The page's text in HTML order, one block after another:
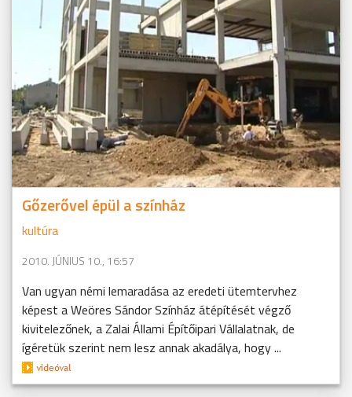
Gőzerővel épül a színház
kultúra
2010. JÚNIUS 10., 16:57
Van ugyan némi lemaradása az eredeti ütemtervhez
képest a Weöres Sándor Színház átépítését végző
kivitelezőnek, a Zalai Állami Építőipari Vállalatnak, de
ígéretük szerint nem lesz annak akadálya, hogy ...